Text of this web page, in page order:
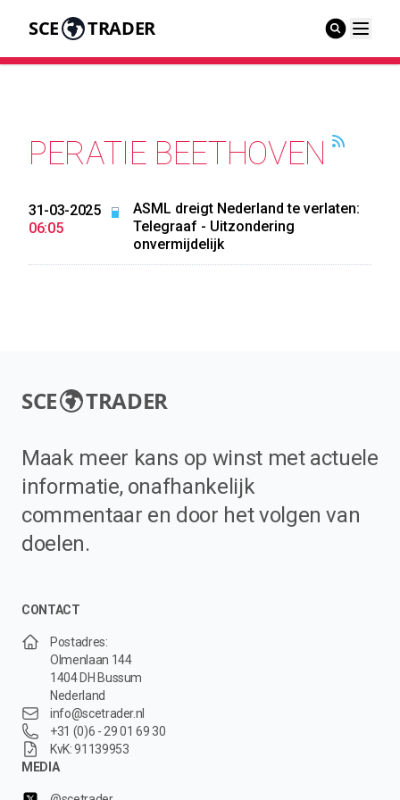
SCE TRADER
PERATIE BEETHOVEN
31-03-2025
06:05
ASML dreigt Nederland te verlaten:
Telegraaf - Uitzondering
onvermijdelijk
SCE TRADER
Maak meer kans op winst met actuele
informatie, onafhankelijk
commentaar en door het volgen van
doelen.
CONTACT
Postadres:
Olmenlaan 144
1404 DH Bussum
Nederland
info@scetrader.nl
+31 (0)6 - 29 01 69 30
KvK: 91139953
MEDIA